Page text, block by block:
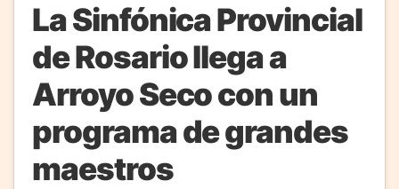
La Sinfónica Provincial
de Rosario llega a
Arroyo Seco con un
programa de grandes
maestros